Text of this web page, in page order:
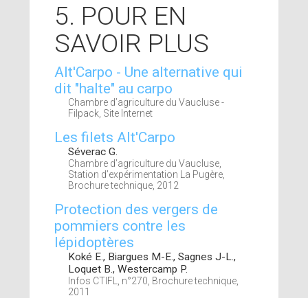
5. POUR EN
SAVOIR PLUS
Alt'Carpo - Une alternative qui
dit "halte" au carpo
Chambre d’agriculture du Vaucluse -
Filpack, Site Internet
Les filets Alt'Carpo
Séverac G.
Chambre d’agriculture du Vaucluse,
Station d’expérimentation La Pugère,
Brochure technique, 2012
Protection des vergers de
pommiers contre les
lépidoptères
Koké E., Biargues M-E., Sagnes J-L.,
Loquet B., Westercamp P.
Infos CTIFL, n°270, Brochure technique,
2011